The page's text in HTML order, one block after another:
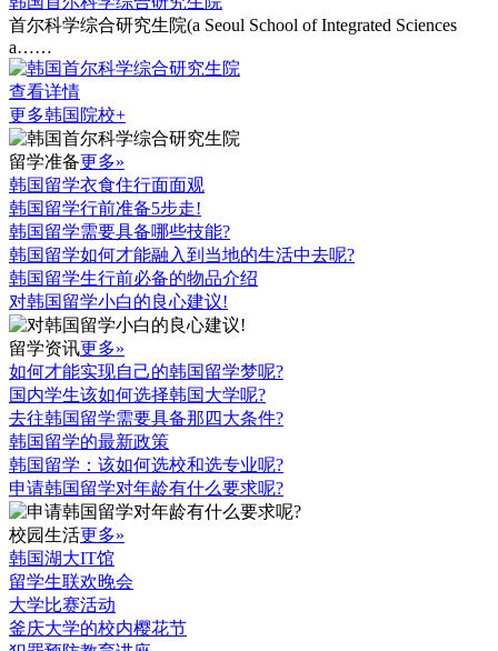
首尔科学综合研究生院(a Seoul School of Integrated Sciences
a……
查看详情
更多韩国院校+
留学准备更多»
韩国留学衣食住行面面观
韩国留学行前准备5步走!
韩国留学需要具备哪些技能?
韩国留学如何才能融入到当地的生活中去呢?
韩国留学生行前必备的物品介绍
对韩国留学小白的良心建议!
留学资讯更多»
如何才能实现自己的韩国留学梦呢?
国内学生该如何选择韩国大学呢?
去往韩国留学需要具备那四大条件?
韩国留学的最新政策
韩国留学：该如何选校和选专业呢?
申请韩国留学对年龄有什么要求呢?
校园生活更多»
韩国湖大IT馆
留学生联欢晚会
大学比赛活动
釜庆大学的校内樱花节